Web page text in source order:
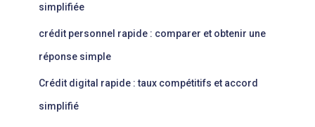
simplifiée
crédit personnel rapide : comparer et obtenir une
réponse simple
Crédit digital rapide : taux compétitifs et accord
simplifié